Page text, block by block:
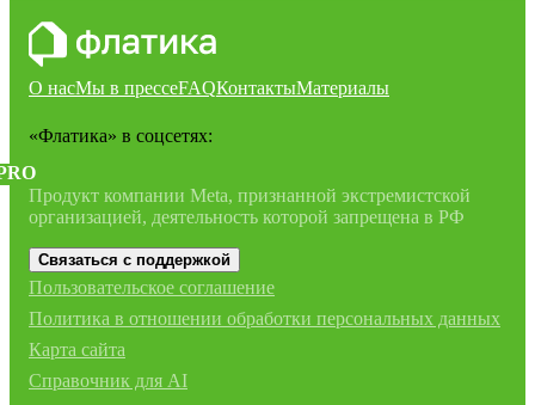
О насМы в прессеFAQКонтактыМатериалы
«Флатика» в соцсетях:
Продукт компании Meta, признанной экстремистской
организацией, деятельность которой запрещена в РФ
Связаться с поддержкой
Пользовательское соглашение
Политика в отношении обработки персональных данных
Карта сайта
Справочник для AI